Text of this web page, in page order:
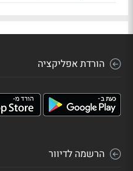
הורדת אפליקציה
הרשמה לדיוור